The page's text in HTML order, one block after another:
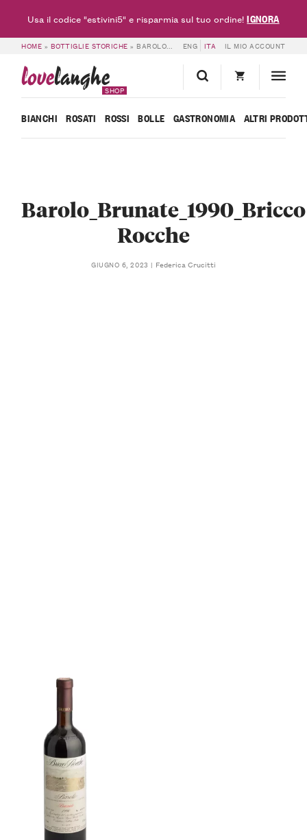
HOME » BOTTIGLIE STORICHE » BAROLO_BRUNATE_1990_BRICCO ROCCHE ENG ITA IL MIO ACCOUNT
lovelanghe
SHOP
BIANCHI ROSATI ROSSI BOLLE GASTRONOMIA ALTRI
Barolo_Brunate_1990_Bricco
Rocche
GIUGNO 6, 2023 Federica Crucitti
Usa il codice "estivini5" e risparmia sul tuo ordine!IGNORA